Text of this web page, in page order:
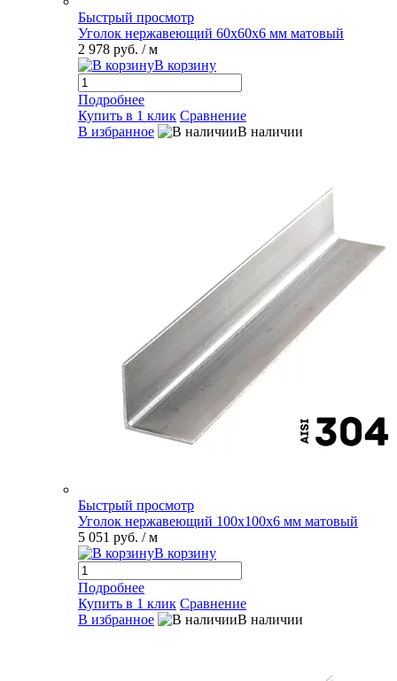
Быстрый просмотр
Уголок нержавеющий 60х60х6 мм матовый
2 978 руб. / м
В корзину
Подробнее
Купить в 1 клик Сравнение
В избранное
В наличии
Быстрый просмотр
Уголок нержавеющий 100х100х6 мм матовый
5 051 руб. / м
В корзину
Подробнее
Купить в 1 клик Сравнение
В избранное
В наличии